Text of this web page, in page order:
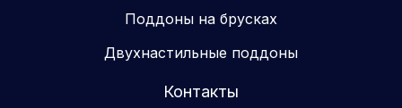
Поддоны на брусках
Двухнастильные поддоны
Контакты